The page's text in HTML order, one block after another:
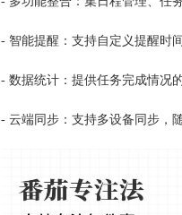
- 智能提醒：支持自定义提醒时
- 数据统计：提供任务完成情况
- 云端同步：支持多设备同步，